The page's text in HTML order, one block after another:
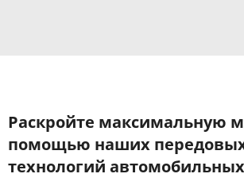
Раскройте максимальную
помощью наших
технологий